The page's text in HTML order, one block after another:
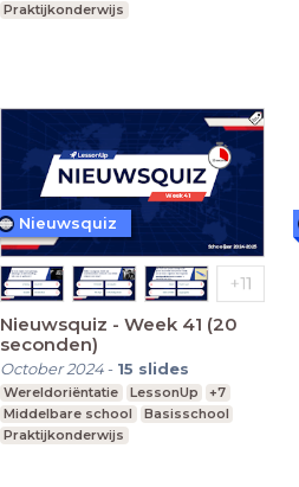
Praktijkonderwijs
Nieuwsquiz - Week 41 (20
seconden)
October 2024- 15 slides
Wereldoriëntatie LessonUp
+7
Middelbare school
Basisschool
Praktijkonderwijs
Nieuwsquiz